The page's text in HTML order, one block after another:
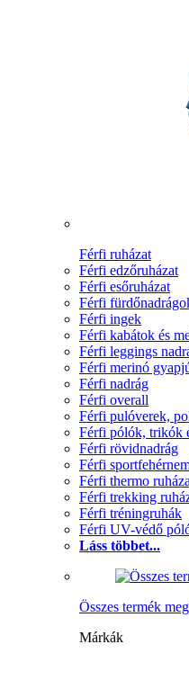
Férfi ruházat
Férfi edzőruházat
Férfi esőruházat
Férfi
Férfi ingek
Férfi kabátok és
Férfi leggings
Férfi merinó
Férfi nadrág
Férfi overall
Férfi pulóverek,
Férfi pólók, trikók
Férfi rövidnadrág
Férfi
Férfi thermo
Férfi trekking
Férfi tréningruhák
Férfi UV-védő
Láss többet...
Összes termék
Márkák